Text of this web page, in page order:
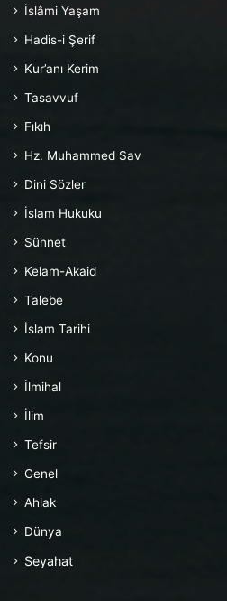
İslâmi Yaşam
Hadis-i Şerif
Kur’anı Kerim
Tasavvuf
Fıkıh
Hz. Muhammed Sav
Dini Sözler
İslam Hukuku
Sünnet
Kelam-Akaid
Talebe
İslam Tarihi
Konu
İlmihal
İlim
Tefsir
Genel
Ahlak
Dünya
Seyahat